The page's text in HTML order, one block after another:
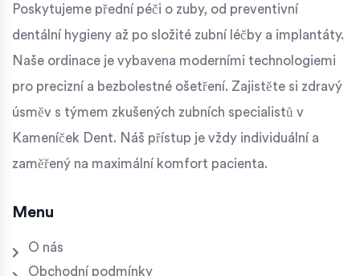
Poskytujeme přední péči o zuby, od preventivní
dentální hygieny až po složité zubní léčby a implantáty.
Naše ordinace je vybavena moderními technologiemi
pro precizní a bezbolestné ošetření. Zajistěte si zdravý
úsměv s týmem zkušených zubních specialistů v
Kameníček Dent. Náš přístup je vždy individuální a
zaměřený na maximální komfort pacienta.
Menu
O nás
Obchodní podmínky